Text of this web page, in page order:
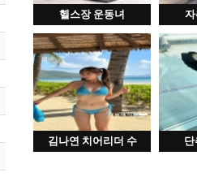
헬스장 운동녀
김나연 치어리더 수 단